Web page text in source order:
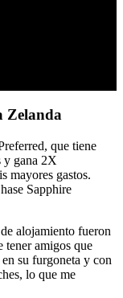
Zelanda
que tiene
y gana 2X
mayores gastos.
Sapphire
alojamiento fueron
tener amigos que
su furgoneta y con
lo que me